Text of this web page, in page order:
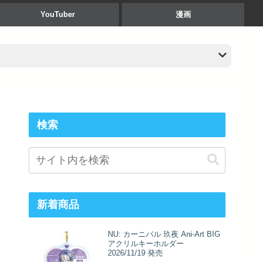
YouTuber 漫画
検索
新着商品
NU: カーニバル 玖夜 Ani-Art BIG
アクリルキーホルダー
2026/11/19 発売